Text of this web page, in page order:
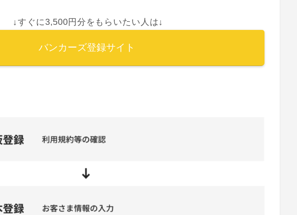
↓すぐに3,500円分をもらいたい人は↓
バンカーズ登録サイト